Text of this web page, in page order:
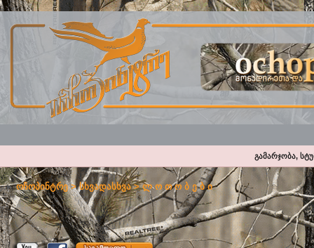
გამარჯობა,
ოჩოპინტრე>სხვადასხვა>ლ ო თ ო ბ ე ბ ი